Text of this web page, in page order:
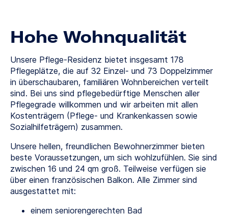
Hohe Wohnqualität
Unsere Pflege-Residenz bietet insgesamt 178
Pflegeplätze, die auf 32 Einzel- und 73 Doppelzimmer
in überschaubaren, familiären Wohnbereichen verteilt
sind. Bei uns sind pflegebedürftige Menschen aller
Pflegegrade willkommen und wir arbeiten mit allen
Kostenträgern (Pflege- und Krankenkassen sowie
Sozialhilfeträgern) zusammen.
Unsere hellen, freundlichen Bewohnerzimmer bieten
beste Voraussetzungen, um sich wohlzufühlen. Sie sind
zwischen 16 und 24 qm groß. Teilweise verfügen sie
über einen französischen Balkon. Alle Zimmer sind
ausgestattet mit:
einem seniorengerechten Bad